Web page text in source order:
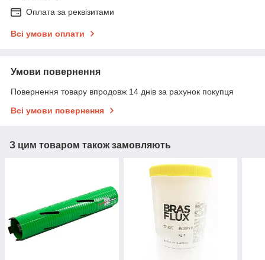
Оплата за реквізитами
Всі умови оплати
Умови повернення
Повернення товару впродовж 14 днів за рахунок покупця
Всі умови повернення
З цим товаром також замовляють